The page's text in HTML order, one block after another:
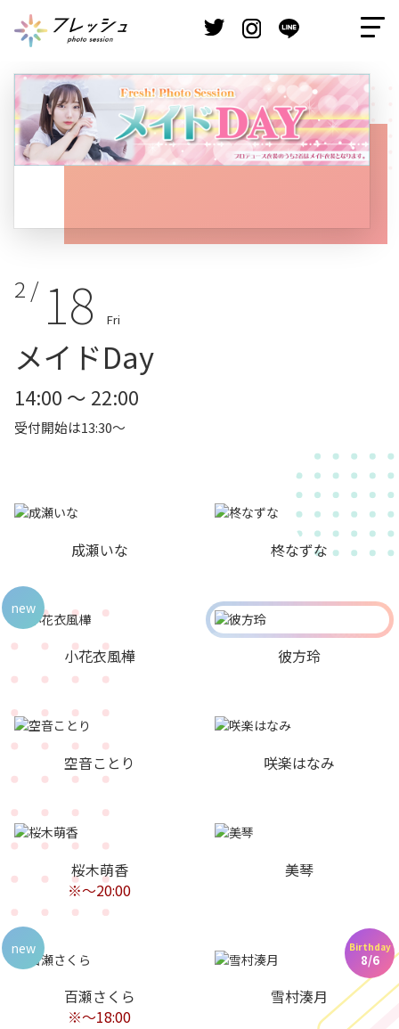
2 / 18 Fri
メイドDay
14:00 ～ 22:00
受付開始は13:30～
成瀬いな 柊なずな
小花衣風樺
new
彼方玲
空音ことり 咲楽はなみ
Birthday
8/6
桜木萌香
※～20:00
美琴
百瀬さくら
※～18:00
new
雪村湊月